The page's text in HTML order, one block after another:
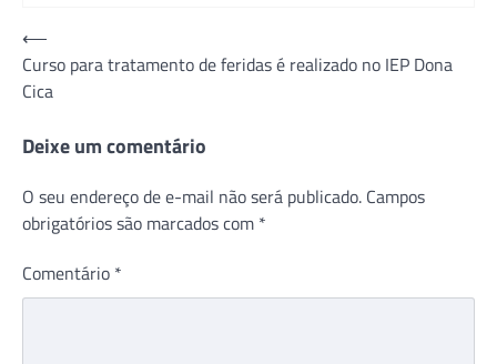
Navegação
de
Post
⟵
Curso para tratamento de feridas é realizado no IEP Dona
Cica
Deixe um comentário
O seu endereço de e-mail não será publicado. Campos
obrigatórios são marcados com *
Comentário *